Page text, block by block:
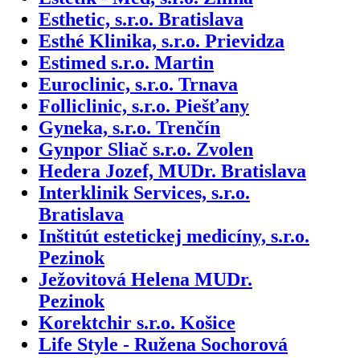
Esthetic, s.r.o. Bratislava
Esthé Klinika, s.r.o. Prievidza
Estimed s.r.o. Martin
Euroclinic, s.r.o. Trnava
Folliclinic, s.r.o. Piešťany
Gyneka, s.r.o. Trenčín
Gynpor Sliač s.r.o. Zvolen
Hedera Jozef, MUDr. Bratislava
Interklinik Services, s.r.o.
Bratislava
Inštitút estetickej medicíny, s.r.o.
Pezinok
Ježovitová Helena MUDr.
Pezinok
Korektchir s.r.o. Košice
Life Style - Ružena Sochorová